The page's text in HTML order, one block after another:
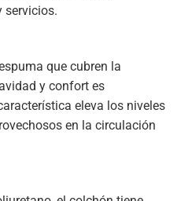
servicios.
que cubren la
y confort es
eleva los niveles
en la circulación